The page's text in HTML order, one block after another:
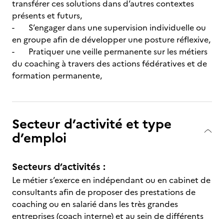
transférer ces solutions dans d’autres contextes
présents et futurs,
- S’engager dans une supervision individuelle ou
en groupe afin de développer une posture réflexive,
- Pratiquer une veille permanente sur les métiers
du coaching à travers des actions fédératives et de
formation permanente,
Secteur d’activité et type
d’emploi
Secteurs d’activités :
Le métier s’exerce en indépendant ou en cabinet de
consultants afin de proposer des prestations de
coaching ou en salarié dans les très grandes
entreprises (coach interne) et au sein de différents